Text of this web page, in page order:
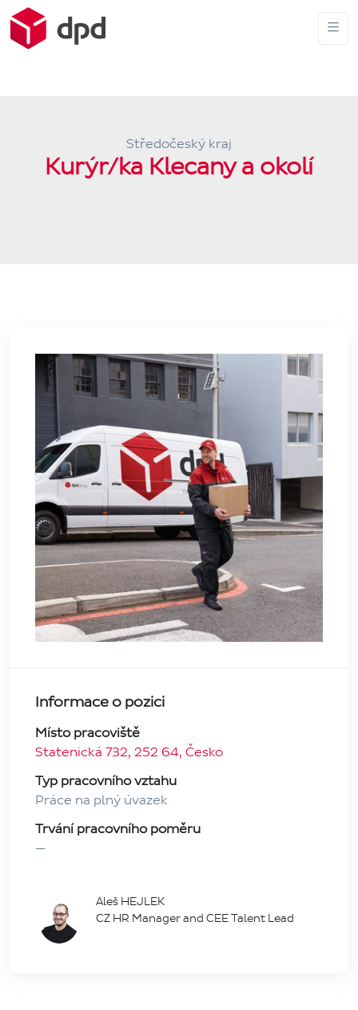
Středočeský kraj
Kurýr/ka Klecany a okolí
Informace o pozici
Místo pracoviště
Statenická 732, 252 64, Česko
Typ pracovního vztahu
Práce na plný úvazek
Trvání pracovního poměru
—
Aleš HEJLEK
CZ HR Manager and CEE Talent Lead